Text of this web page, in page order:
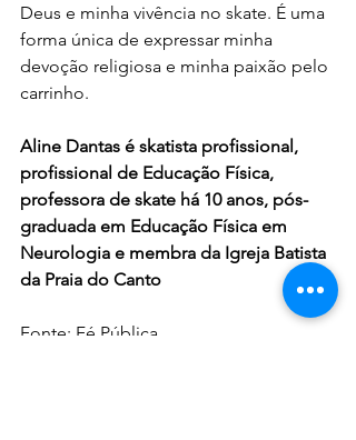
Deus e minha vivência no skate. É uma
forma única de expressar minha
devoção religiosa e minha paixão pelo
carrinho.
Aline Dantas é skatista profissional,
profissional de Educação Física,
professora de skate há 10 anos, pós-
graduada em Educação Física em
Neurologia e membra da Igreja Batista
da Praia do Canto
Fonte: Fé Pública